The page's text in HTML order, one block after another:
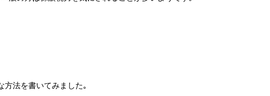
方法を書いてみました｡